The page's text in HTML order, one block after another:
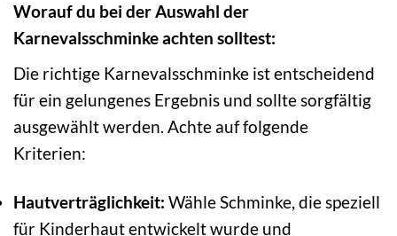
Worauf du bei der Auswahl der
Karnevalsschminke achten solltest:
Die richtige Karnevalsschminke ist entscheidend
für ein gelungenes Ergebnis und sollte sorgfältig
ausgewählt werden. Achte auf folgende
Kriterien:
Hautverträglichkeit: Wähle Schminke, die speziell
für Kinderhaut entwickelt wurde und